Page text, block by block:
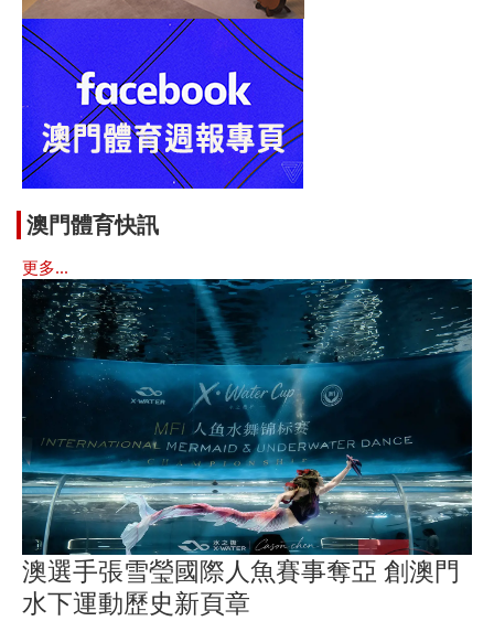
澳門體育快訊
更多...
澳選手張雪瑩國際人魚賽事奪亞 創澳門
水下運動歷史新頁章